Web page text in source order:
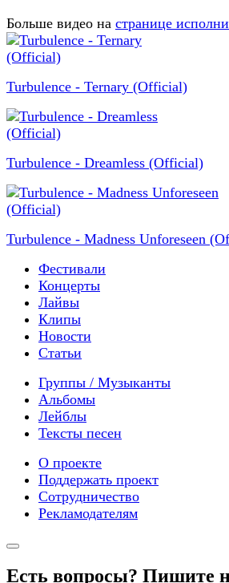
Больше видео на странице
Turbulence - Ternary (Official)
Turbulence - Dreamless (Official)
Turbulence - Madness Unforeseen
Фестивали
Концерты
Лайвы
Клипы
Новости
Статьи
Группы / Музыканты
Альбомы
Лейблы
Тексты песен
О проекте
Поддержать проект
Сотрудничество
Рекламодателям
Есть вопросы? Пишите